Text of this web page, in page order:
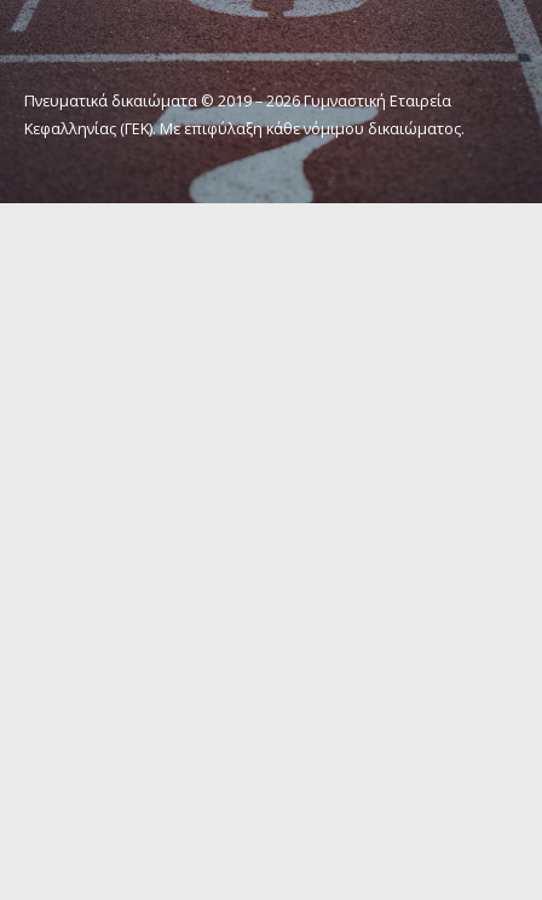
Πνευματικά δικαιώματα © 2019 – 2026 Γυμναστική Εταιρεία
Κεφαλληνίας (ΓΕΚ). Με επιφύλαξη κάθε νόμιμου δικαιώματος.